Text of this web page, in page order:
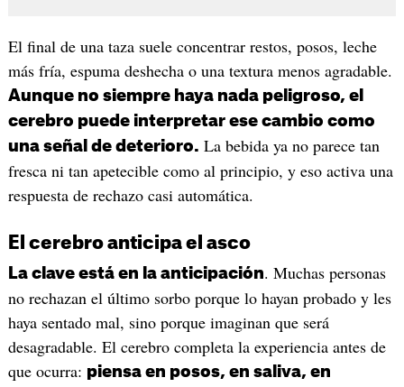
El final de una taza suele concentrar restos, posos, leche
más fría, espuma deshecha o una textura menos agradable.
Aunque no siempre haya nada peligroso, el
cerebro puede interpretar ese cambio como
una señal de deterioro. La bebida ya no parece tan
fresca ni tan apetecible como al principio, y eso activa una
respuesta de rechazo casi automática.
El cerebro anticipa el asco
La clave está en la anticipación. Muchas personas
no rechazan el último sorbo porque lo hayan probado y les
haya sentado mal, sino porque imaginan que será
desagradable. El cerebro completa la experiencia antes de
que ocurra: piensa en posos, en saliva, en